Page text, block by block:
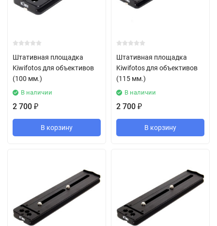
Штативная площадка
Kiwifotos для объективов
(100 мм.)
В наличии
2 700 ₽
В корзину
Штативная площадка
Kiwifotos для объективов
(115 мм.)
В наличии
2 700 ₽
В корзину